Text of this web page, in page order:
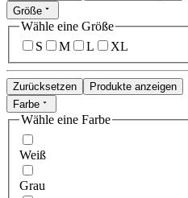
Größe
Wähle eine Größe
S
M L XL
Zurücksetzen
Produkte anzeigen
Farbe
Wähle eine Farbe
Weiß
Grau